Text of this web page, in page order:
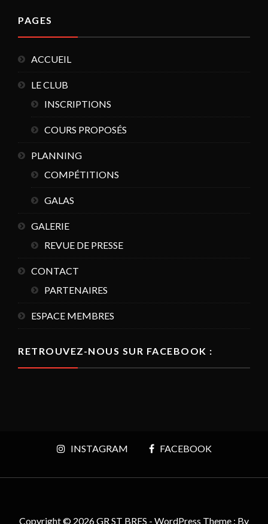
PAGES
ACCUEIL
LE CLUB
INSCRIPTIONS
COURS PROPOSÉS
PLANNING
COMPÉTITIONS
GALAS
GALERIE
REVUE DE PRESSE
CONTACT
PARTENAIRES
ESPACE MEMBRES
RETROUVEZ-NOUS SUR FACEBOOK :
INSTAGRAM FACEBOOK
Copyright © 2026 GR ST BRES - WordPress Theme : By